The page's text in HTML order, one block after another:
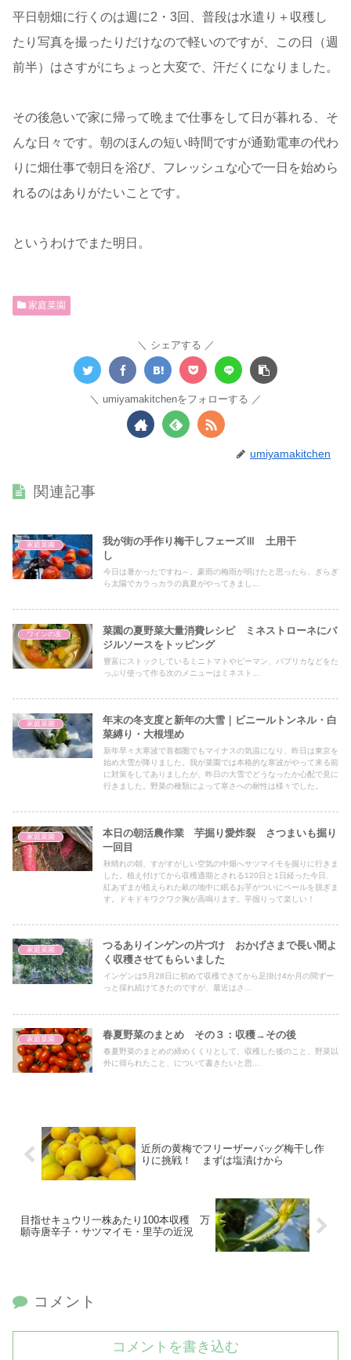
平日朝畑に行くのは週に2・3回、普段は水遣り＋収穫し
たり写真を撮ったりだけなので軽いのですが、この日（週
前半）はさすがにちょっと大変で、汗だくになりました。
その後急いで家に帰って晩まで仕事をして日が暮れる、そ
んな日々です。朝のほんの短い時間ですが通勤電車の代わ
りに畑仕事で朝日を浴び、フレッシュな心で一日を始めら
れるのはありがたいことです。
というわけでまた明日。
家庭菜園
シェアする
umiyamakitchenをフォローする
umiyamakitchen
関連記事
家庭菜園
我が街の手作り梅干しフェーズⅢ 土用干
し
今日は暑かったですね～。豪雨の梅雨が明けたと思ったら、ぎらぎ
ら太陽でカラっカラの真夏がやってきまし...
ワインの友
菜園の夏野菜大量消費レシピ ミネストローネにバ
ジルソースをトッピング
豊富にストックしているミニトマトやピーマン、パプリカなどをた
っぷり使って作る次のメニューはミネスト...
家庭菜園
年末の冬支度と新年の大雪｜ビニールトンネル・白
菜縛り・大根埋め
新年早々大寒波で首都圏でもマイナスの気温になり、昨日は東京を
始め大雪が降りました。我が菜園では本格的な寒波がやって来る前
に対策をしてありましたが、昨日の大雪でどうなったか心配で見に
行きました。野菜の種類によって寒さへの耐性は様々でした。
家庭菜園
本日の朝活農作業 芋掘り愛炸裂 さつまいも掘り
一回目
秋晴れの朝、すがすがしい空気の中畑へサツマイモを掘りに行きま
した。植え付けてから収穫適期とされる120日と1日経った今日、
紅あずまが植えられた畝の地中に眠るお芋がついにベールを脱ぎま
す。ドキドキワクワク胸が高鳴ります。芋掘りって楽しい！
家庭菜園
つるありインゲンの片づけ おかげさまで長い間よ
く収穫させてもらいました
インゲンは5月28日に初めて収穫できてから足掛け4か月の間ずー
っと採れ続けてきたのですが、最近はさ...
家庭菜園 春夏野菜のまとめ その３：収穫→その後
春夏野菜のまとめの締めくくりとして、収穫した後のこと、野菜以
外に得られたこと、について書きたいと思...
近所の黄梅でフリーザーバッグ梅干し作
りに挑戦！ まずは塩漬けから
目指せキュウリ一株あたり100本収穫 万
願寺唐辛子・サツマイモ・里芋の近況
コメント
コメントを書き込む